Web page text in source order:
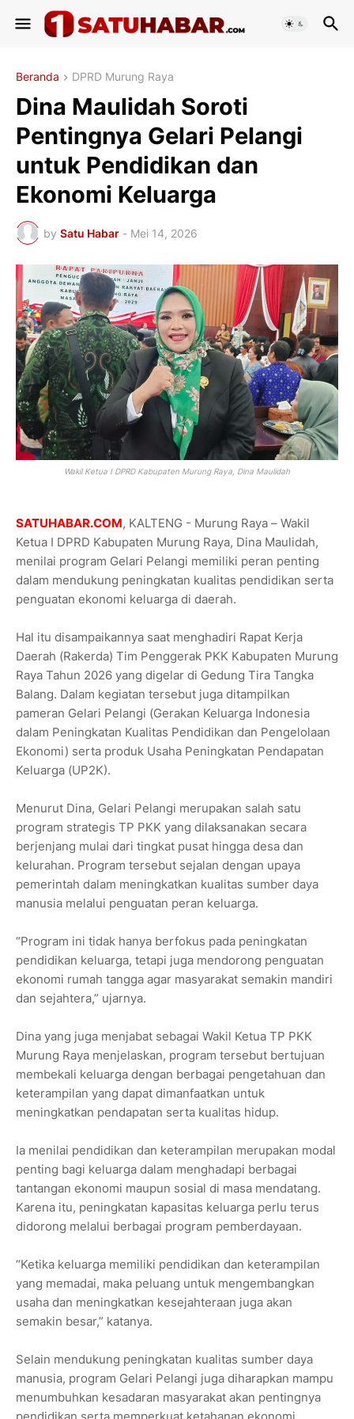
Beranda DPRD Murung Raya
Dina Maulidah Soroti
Pentingnya Gelari Pelangi
untuk Pendidikan dan
Ekonomi Keluarga
by Satu Habar - Mei 14, 2026
Wakil Ketua I DPRD Kabupaten Murung Raya, Dina Maulidah
SATUHABAR.COM, KALTENG - Murung Raya – Wakil
Ketua I DPRD Kabupaten Murung Raya, Dina Maulidah,
menilai program Gelari Pelangi memiliki peran penting
dalam mendukung peningkatan kualitas pendidikan serta
penguatan ekonomi keluarga di daerah.
Hal itu disampaikannya saat menghadiri Rapat Kerja
Daerah (Rakerda) Tim Penggerak PKK Kabupaten Murung
Raya Tahun 2026 yang digelar di Gedung Tira Tangka
Balang. Dalam kegiatan tersebut juga ditampilkan
pameran Gelari Pelangi (Gerakan Keluarga Indonesia
dalam Peningkatan Kualitas Pendidikan dan Pengelolaan
Ekonomi) serta produk Usaha Peningkatan Pendapatan
Keluarga (UP2K).
Menurut Dina, Gelari Pelangi merupakan salah satu
program strategis TP PKK yang dilaksanakan secara
berjenjang mulai dari tingkat pusat hingga desa dan
kelurahan. Program tersebut sejalan dengan upaya
pemerintah dalam meningkatkan kualitas sumber daya
manusia melalui penguatan peran keluarga.
“Program ini tidak hanya berfokus pada peningkatan
pendidikan keluarga, tetapi juga mendorong penguatan
ekonomi rumah tangga agar masyarakat semakin mandiri
dan sejahtera,” ujarnya.
Dina yang juga menjabat sebagai Wakil Ketua TP PKK
Murung Raya menjelaskan, program tersebut bertujuan
membekali keluarga dengan berbagai pengetahuan dan
keterampilan yang dapat dimanfaatkan untuk
meningkatkan pendapatan serta kualitas hidup.
Ia menilai pendidikan dan keterampilan merupakan modal
penting bagi keluarga dalam menghadapi berbagai
tantangan ekonomi maupun sosial di masa mendatang.
Karena itu, peningkatan kapasitas keluarga perlu terus
didorong melalui berbagai program pemberdayaan.
“Ketika keluarga memiliki pendidikan dan keterampilan
yang memadai, maka peluang untuk mengembangkan
usaha dan meningkatkan kesejahteraan juga akan
semakin besar,” katanya.
Selain mendukung peningkatan kualitas sumber daya
manusia, program Gelari Pelangi juga diharapkan mampu
menumbuhkan kesadaran masyarakat akan pentingnya